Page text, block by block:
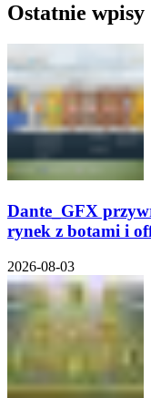
Ostatnie wpisy
Dante_GFX
rynek z botami i
2026-08-03